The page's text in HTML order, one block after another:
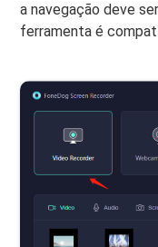
a navegação deve
ferramenta é